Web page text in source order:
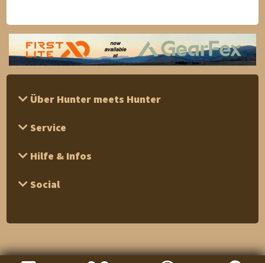
Über Hunter meets Hunter
Service
Hilfe & Infos
Social